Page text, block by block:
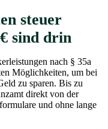
steuer
sind drin
nach § 35a
Möglichkeiten, um bei
zu sparen. Bis zu
direkt von der
und ohne lange